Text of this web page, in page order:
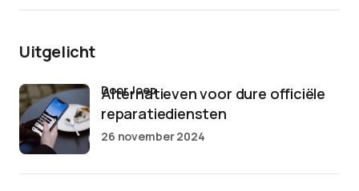
Uitgelicht
Alternatieven voor dure officiële
reparatiediensten
door Joep
26 november 2024